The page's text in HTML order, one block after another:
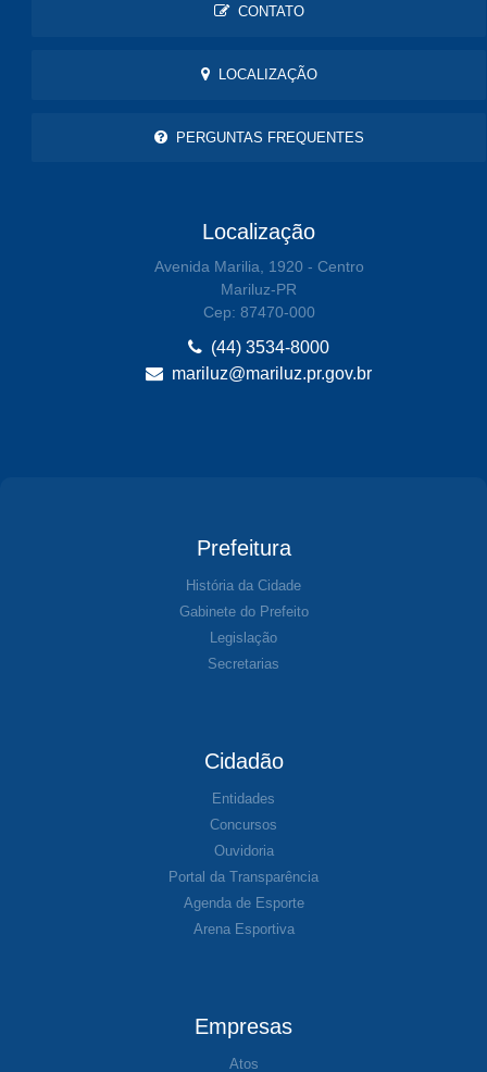
CONTATO
LOCALIZAÇÃO
PERGUNTAS FREQUENTES
Localização
Avenida Marilia, 1920 - Centro
Mariluz-PR
Cep: 87470-000
(44) 3534-8000
mariluz@mariluz.pr.gov.br
Prefeitura
História da Cidade
Gabinete do Prefeito
Legislação
Secretarias
Cidadão
Entidades
Concursos
Ouvidoria
Portal da Transparência
Agenda de Esporte
Arena Esportiva
Empresas
Atos